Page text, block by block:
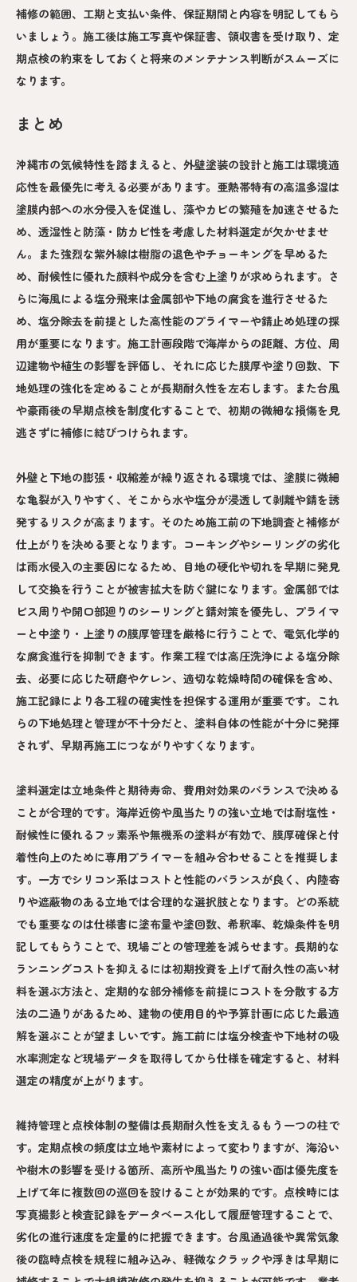
補修の範囲、工期と支払い条件、保証期間と内容を明記してもら
いましょう。施工後は施工写真や保証書、領収書を受け取り、定
期点検の約束をしておくと将来のメンテナンス判断がスムーズに
なります。
まとめ
沖縄市の気候特性を踏まえると、外壁塗装の設計と施工は環境適
応性を最優先に考える必要があります。亜熱帯特有の高温多湿は
塗膜内部への水分侵入を促進し、藻やカビの繁殖を加速させるた
め、透湿性と防藻・防カビ性を考慮した材料選定が欠かせませ
ん。また強烈な紫外線は樹脂の退色やチョーキングを早めるた
め、耐候性に優れた顔料や成分を含む上塗りが求められます。さ
らに海風による塩分飛来は金属部や下地の腐食を進行させるた
め、塩分除去を前提とした高性能のプライマーや錆止め処理の採
用が重要になります。施工計画段階で海岸からの距離、方位、周
辺建物や植生の影響を評価し、それに応じた膜厚や塗り回数、下
地処理の強化を定めることが長期耐久性を左右します。また台風
や豪雨後の早期点検を制度化することで、初期の微細な損傷を見
逃さずに補修に結びつけられます。
外壁と下地の膨張・収縮差が繰り返される環境では、塗膜に微細
な亀裂が入りやすく、そこから水や塩分が浸透して剥離や錆を誘
発するリスクが高まります。そのため施工前の下地調査と補修が
仕上がりを決める要となります。コーキングやシーリングの劣化
は雨水侵入の主要因になるため、目地の硬化や切れを早期に発見
して交換を行うことが被害拡大を防ぐ鍵になります。金属部では
ビス周りや開口部廻りのシーリングと錆対策を優先し、プライマ
ーと中塗り・上塗りの膜厚管理を厳格に行うことで、電気化学的
な腐食進行を抑制できます。作業工程では高圧洗浄による塩分除
去、必要に応じた研磨やケレン、適切な乾燥時間の確保を含め、
施工記録により各工程の確実性を担保する運用が重要です。これ
らの下地処理と管理が不十分だと、塗料自体の性能が十分に発揮
されず、早期再施工につながりやすくなります。
塗料選定は立地条件と期待寿命、費用対効果のバランスで決める
ことが合理的です。海岸近傍や風当たりの強い立地では耐塩性・
耐候性に優れるフッ素系や無機系の塗料が有効で、膜厚確保と付
着性向上のために専用プライマーを組み合わせることを推奨しま
す。一方でシリコン系はコストと性能のバランスが良く、内陸寄
りや遮蔽物のある立地では合理的な選択肢となります。どの系統
でも重要なのは仕様書に塗布量や塗回数、希釈率、乾燥条件を明
記してもらうことで、現場ごとの管理差を減らせます。長期的な
ランニングコストを抑えるには初期投資を上げて耐久性の高い材
料を選ぶ方法と、定期的な部分補修を前提にコストを分散する方
法の二通りがあるため、建物の使用目的や予算計画に応じた最適
解を選ぶことが望ましいです。施工前には塩分検査や下地材の吸
水率測定など現場データを取得してから仕様を確定すると、材料
選定の精度が上がります。
維持管理と点検体制の整備は長期耐久性を支えるもう一つの柱で
す。定期点検の頻度は立地や素材によって変わりますが、海沿い
や樹木の影響を受ける箇所、高所や風当たりの強い面は優先度を
上げて年に複数回の巡回を設けることが効果的です。点検時には
写真撮影と検査記録をデータベース化して履歴管理することで、
劣化の進行速度を定量的に把握できます。台風通過後や異常気象
後の臨時点検を規程に組み込み、軽微なクラックや浮きは早期に